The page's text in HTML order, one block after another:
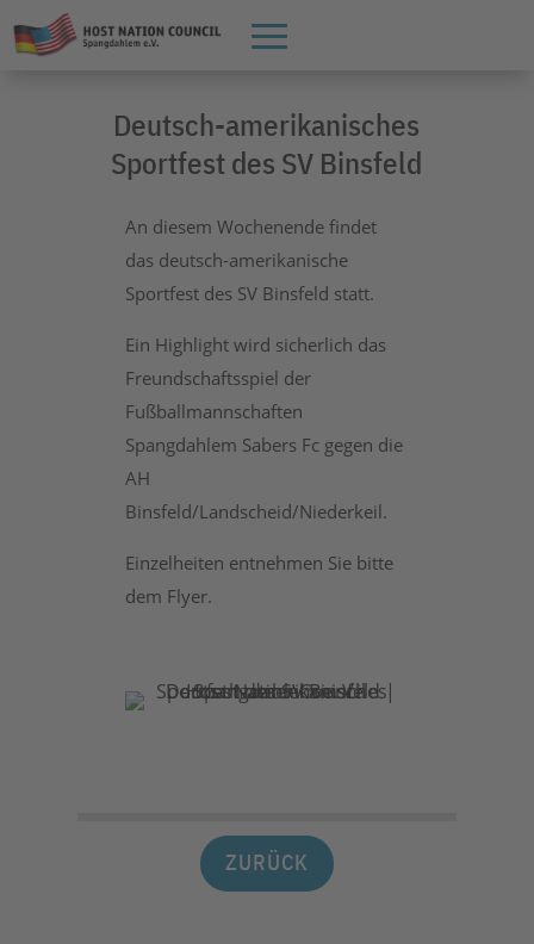
Deutsch-amerikanisches
Sportfest des SV Binsfeld
An diesem Wochenende findet
das deutsch-amerikanische
Sportfest des SV Binsfeld statt.
Ein Highlight wird sicherlich das
Freundschaftsspiel der
Fußballmannschaften
Spangdahlem Sabers Fc gegen die
AH
Binsfeld/Landscheid/Niederkeil.
Einzelheiten entnehmen Sie bitte
dem Flyer.
ZURÜCK